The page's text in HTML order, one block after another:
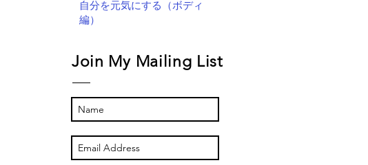
自分を元気にする（ボディ
編）
Join My Mailing List